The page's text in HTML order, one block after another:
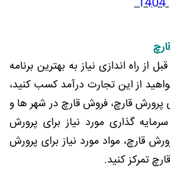
از راه اندازی نیاز به بهترین برنامه
از این تجارت درآمد کسب کنید،
پرورش قارچ، فروش قارچ در شهر ها و
گذاری مورد نیاز برای پرورش
قارچ، مواد مورد نیاز برای پرورش
تمرکز کنید.